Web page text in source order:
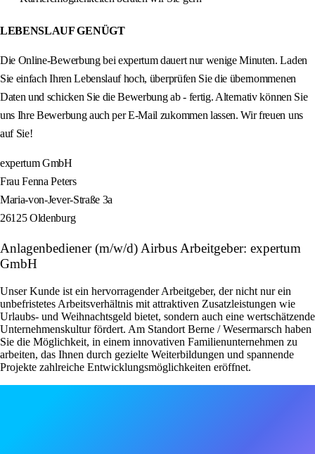
LEBENSLAUF GENÜGT
Die Online-Bewerbung bei expertum dauert nur wenige Minuten. Laden
Sie einfach Ihren Lebenslauf hoch, überprüfen Sie die übernommenen
Daten und schicken Sie die Bewerbung ab - fertig. Alternativ können Sie
uns Ihre Bewerbung auch per E-Mail zukommen lassen. Wir freuen uns
auf Sie!
expertum GmbH
Frau Fenna Peters
Maria-von-Jever-Straße 3a
26125 Oldenburg
Anlagenbediener (m/w/d) Airbus Arbeitgeber: expertum
GmbH
Unser Kunde ist ein hervorragender Arbeitgeber, der nicht nur ein
unbefristetes Arbeitsverhältnis mit attraktiven Zusatzleistungen wie
Urlaubs- und Weihnachtsgeld bietet, sondern auch eine wertschätzende
Unternehmenskultur fördert. Am Standort Berne / Wesermarsch haben
Sie die Möglichkeit, in einem innovativen Familienunternehmen zu
arbeiten, das Ihnen durch gezielte Weiterbildungen und spannende
Projekte zahlreiche Entwicklungsmöglichkeiten eröffnet.